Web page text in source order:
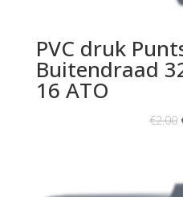
PVC druk
Buitendraad
16 ATO
€2.00